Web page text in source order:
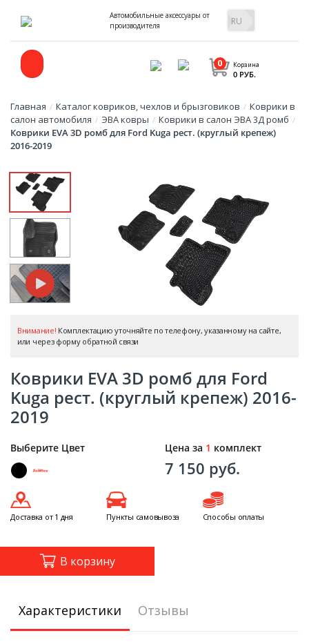
Автомобильные аксессуары от
производителя
Корзина
0
0 РУБ.
Главная / Каталог ковриков, чехлов и брызговиков / Коврики в
салон автомобиля / ЭВА ковры / Коврики в салон ЭВА 3Д ромб /
Коврики EVA 3D ромб для Ford Kuga рест. (круглый крепеж)
2016-2019
Внимание! Комплектацию уточняйте по телефону, указанному на сайте,
или через форму обратной связи
Коврики EVA 3D ромб для Ford
Kuga рест. (круглый крепеж) 2016-
2019
Выберите Цвет Цена за 1 комплект
7 150 руб.
В корзину
Доставка от 1 дня Пункты самовывоза Способы оплаты
Характеристики Отзывы